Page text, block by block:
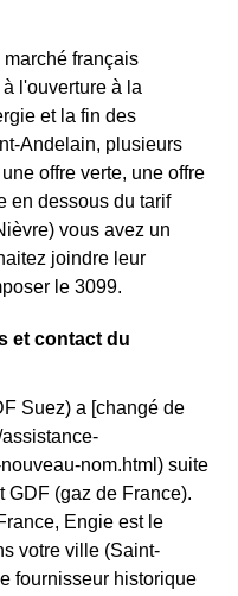
français
l'ouverture à la
et la fin des
Andelain, plusieurs
offre verte, une offre
en dessous du tarif
vous avez un
joindre leur
le 3099.
et contact du
Suez) a [changé de
nom.html) suite
GDF (gaz de France).
Engie est le
votre ville (Saint-
fournisseur historique